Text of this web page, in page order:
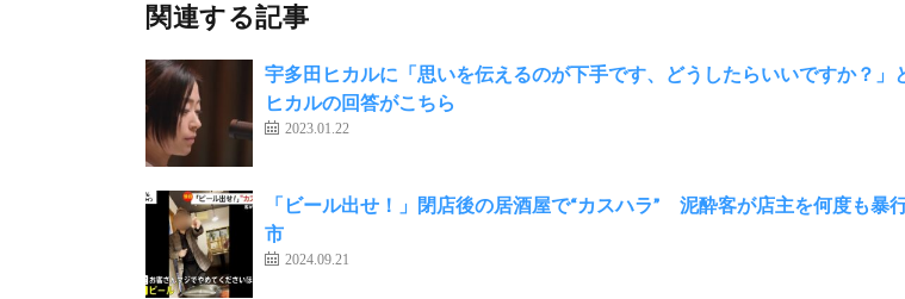
関連する記事
宇多田ヒカルに「思いを伝えるのが下手です、どうしたらいいですか？」
ヒカルの回答がこちら
2023.01.22
「ビール出せ！」閉店後の居酒屋で“カスハラ” 泥酔客が店主を何度も
市
2024.09.21